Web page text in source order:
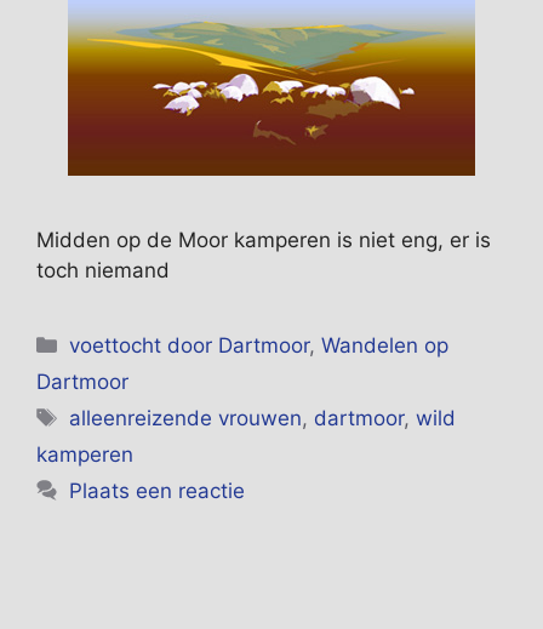
Midden op de Moor kamperen is niet eng, er is
toch niemand
Categorieën
voettocht door Dartmoor,Wandelen op
Dartmoor
Tags
alleenreizende vrouwen, dartmoor,wild
kamperen
Plaats een reactie